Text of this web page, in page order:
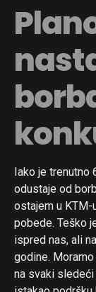
Iako je trenutno
odustaje od
ostajem u
pobede. Teško
ispred nas, ali
godine.
na svaki sledeći